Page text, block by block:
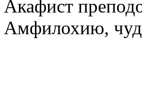
Акафист
Амфилохию,